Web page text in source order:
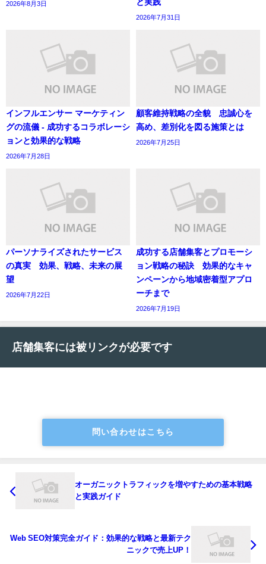
2026年8月3日
2026年7月31日
インフルエンサー マーケティン
グの流儀 - 成功するコラボレーシ
ョンと効果的な戦略
2026年7月28日
顧客維持戦略の全貌 忠誠心を
高め、差別化を図る施策とは
2026年7月25日
パーソナライズされたサービス
の真実 効果、戦略、未来の展
望
2026年7月22日
成功する店舗集客とプロモーシ
ョン戦略の秘訣 効果的なキャ
ンペーンから地域密着型アプロ
ーチまで
2026年7月19日
店舗集客には被リンクが必要です
問い合わせはこちら
オーガニックトラフィックを増やすための基本戦略
と実践ガイド
Web SEO対策完全ガイド：効果的な戦略と最新テク
ニックで売上UP！